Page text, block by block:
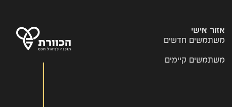
אזור אישי
משתמשים חדשים
משתמשים קיימים